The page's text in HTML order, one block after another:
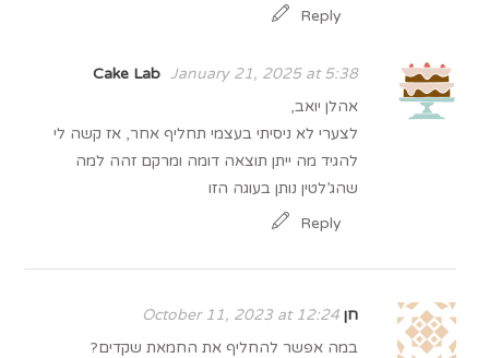
Reply
Cake Lab January 21, 2025 at 5:38
אהלן יואב,
לצערי לא ניסיתי בעצמי תחליף אחר, אז קשה לי
להגיד מה ייתן תוצאה דומה ומרקם זהה למה
שהג’לטין נותן בעוגה הזו
Reply
חן October 11, 2023 at 12:24
במה אפשר להחליף את החמאת שקדים?